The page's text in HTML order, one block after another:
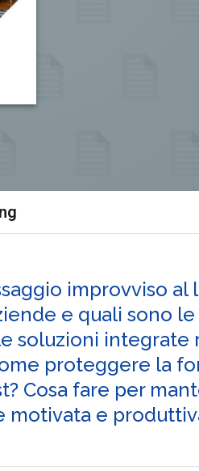
improvviso al
e quali sono
soluzioni integrate
proteggere la
Cosa fare per
e